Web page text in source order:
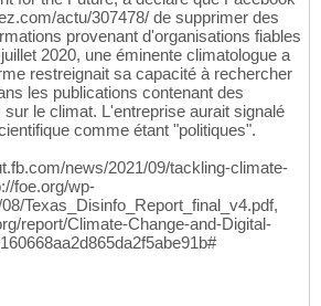
actu/307478/ de supprimer des
provenant d'organisations fiables
2020, une éminente climatologue a
restreignait sa capacité à rechercher
les publications contenant des
le climat. L'entreprise aurait signalé
comme étant "politiques".
news/2021/09/tackling-climate-
foe.org/wp-
Texas_Disinfo_Report_final_v4.pdf,
report/Climate-Change-and-Digital-